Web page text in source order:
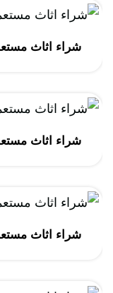
شراء اثاث
شراء اثاث
شراء اثاث